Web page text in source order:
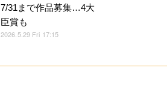
7/31まで作品募集…4大
臣賞も
2026.5.29 Fri 17:15